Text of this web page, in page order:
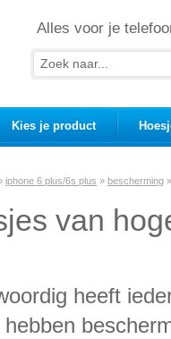
Alles voor je
Kies je product
iphone 6 plus/6s plus » bescherming
van
heeft